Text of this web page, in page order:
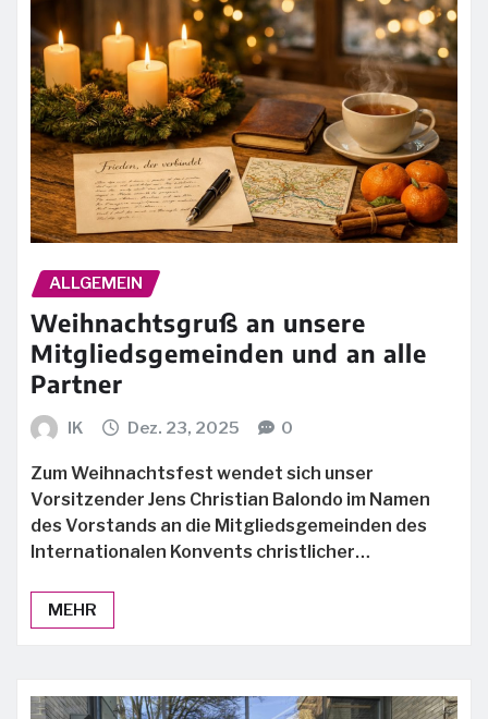
ALLGEMEIN
Weihnachtsgruß an unsere
Mitgliedsgemeinden und an alle
Partner
IK Dez. 23, 2025 0
Zum Weihnachtsfest wendet sich unser
Vorsitzender Jens Christian Balondo im Namen
des Vorstands an die Mitgliedsgemeinden des
Internationalen Konvents christlicher…
MEHR